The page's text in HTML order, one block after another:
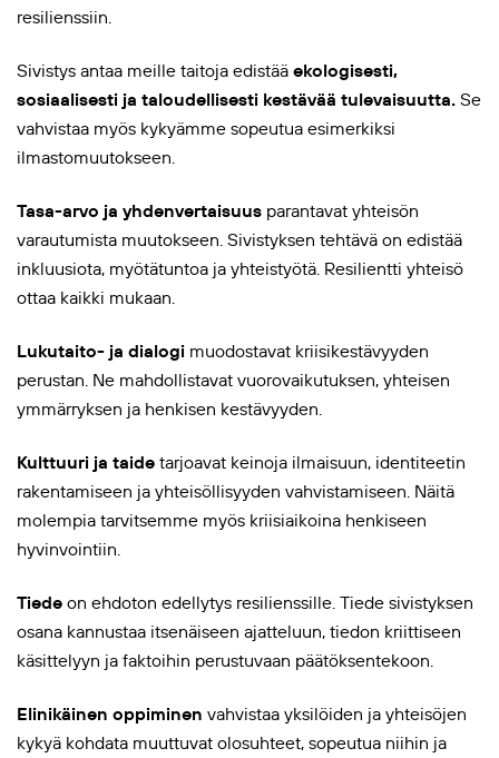
resilienssiin.
Sivistys antaa meille taitoja edistää ekologisesti,
sosiaalisesti ja taloudellisesti kestävää tulevaisuutta. Se
vahvistaa myös kykyämme sopeutua esimerkiksi
ilmastomuutokseen.
Tasa-arvo ja yhdenvertaisuus parantavat yhteisön
varautumista muutokseen. Sivistyksen tehtävä on edistää
inkluusiota, myötätuntoa ja yhteistyötä. Resilientti yhteisö
ottaa kaikki mukaan.
Lukutaito- ja dialogi muodostavat kriisikestävyyden
perustan. Ne mahdollistavat vuorovaikutuksen, yhteisen
ymmärryksen ja henkisen kestävyyden.
Kulttuuri ja taide tarjoavat keinoja ilmaisuun, identiteetin
rakentamiseen ja yhteisöllisyyden vahvistamiseen. Näitä
molempia tarvitsemme myös kriisiaikoina henkiseen
hyvinvointiin.
Tiede on ehdoton edellytys resilienssille. Tiede sivistyksen
osana kannustaa itsenäiseen ajatteluun, tiedon kriittiseen
käsittelyyn ja faktoihin perustuvaan päätöksentekoon.
Elinikäinen oppiminen vahvistaa yksilöiden ja yhteisöjen
kykyä kohdata muuttuvat olosuhteet, sopeutua niihin ja